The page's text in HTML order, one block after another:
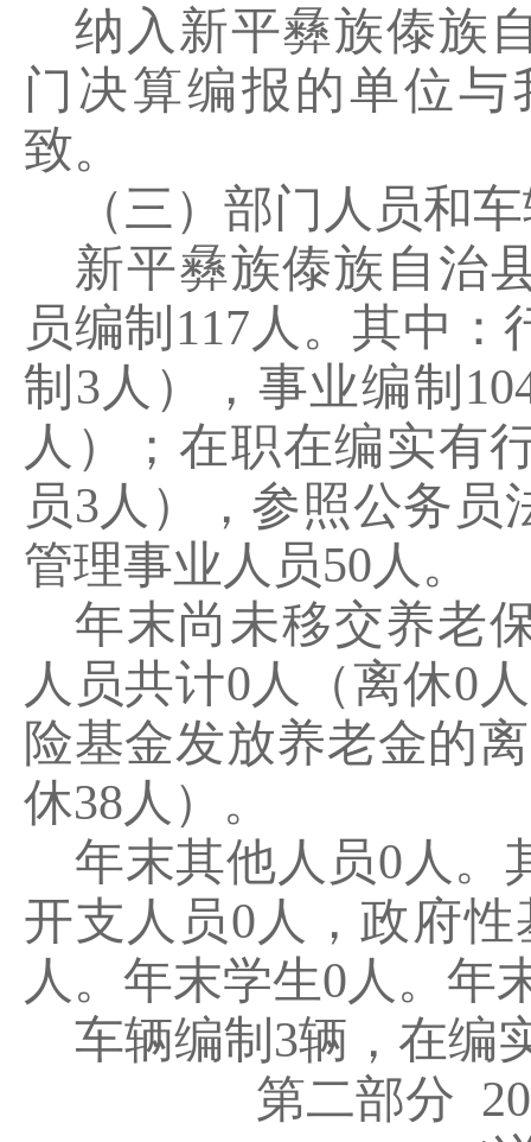
纳入新平彝族傣族
门决算编报的单位
致。
（三 ）部门人员和
新平彝族傣族自治
员编制 117 人。其中：
制 3 人），事业编制
人）；在职在编实有
员3人），参照公务员
管理事业人员50人。
年末尚未移交养老
人员共计0人（离休0
险基金发放养老金的
休38人）。
年末其他人员0 人。
开支人员0 人，政府
人。年末学生0人。年
车辆编制 3辆，在编
第二部分